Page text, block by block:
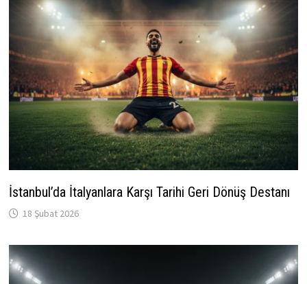
İstanbul’da İtalyanlara Karşı Tarihi Geri Dönüş Destanı
18 Şubat 2026